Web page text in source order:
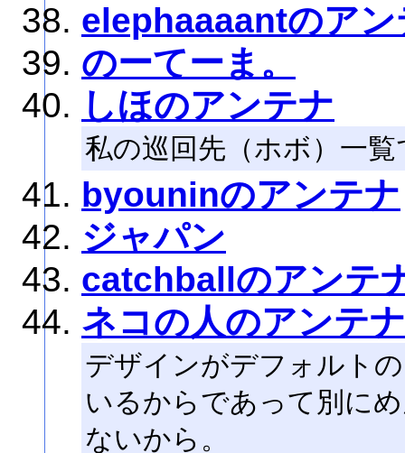
elephaaaantのアン
のーてーま。
しほのアンテナ
私の巡回先（ホボ）一覧
byouninのアンテナ
ジャパン
catchballのアンテ
ネコの人のアンテナ
デザインがデフォルト
いるからであって別に
ないから。